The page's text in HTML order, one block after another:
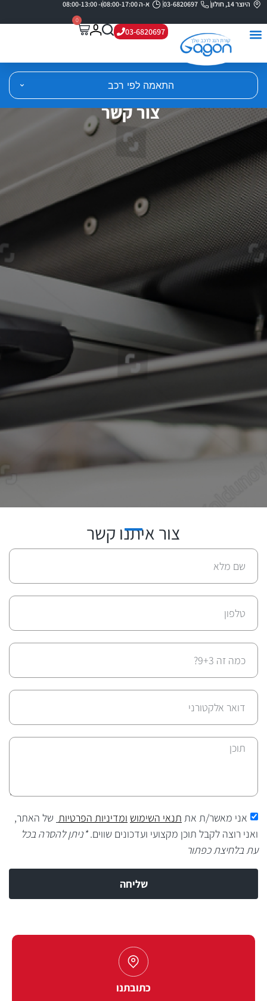
היוצר 14, חולון 03-6820697 א-ה 08:00-17:00 ו- 08:00-13:00
03-6820697
0
התאמה לפי רכב
צור קשר
צור איתנו קשר
אני מאשר/ת את תנאי השימוש ומדיניות הפרטיות של האתר,
ואני רוצה לקבל תוכן מקצועי ועדכונים שווים.*ניתן להסרה בכל
עת בלחיצת כפתור
שליחה
כתובתנו